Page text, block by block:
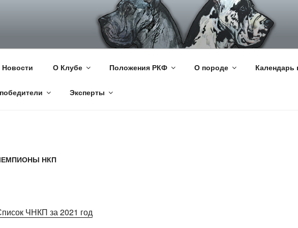
НЕМЕЦКИЙ ДОГ
сайт НКП Немецкий Дог
Новости О Клубе Положения РКФ О породе Календарь
Эксперты
НКП
ЧНКП за 2021 год